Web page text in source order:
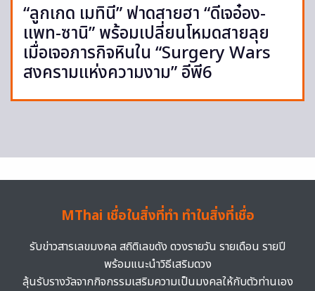
“ลูกเกด เมทินี” ฟาดสายฮา “ดีเจอ๋อง-
แพท-ซานิ” พร้อมเปลี่ยนโหมดสายลุย
เมื่อเจอภารกิจหินใน “Surgery Wars
สงครามแห่งความงาม” อีพี6
MThai เชื่อในสิ่งที่ทำ ทำในสิ่งที่เชื่อ
รับข่าวสารเลขมงคล สถิติเลขดัง ดวงรายวัน รายเดือน รายปี
พร้อมแนะนำวิธีเสริมดวง
ลุ้นรับรางวัลจากกิจกรรมเสริมความเป็นมงคลให้กับตัวท่านเอง